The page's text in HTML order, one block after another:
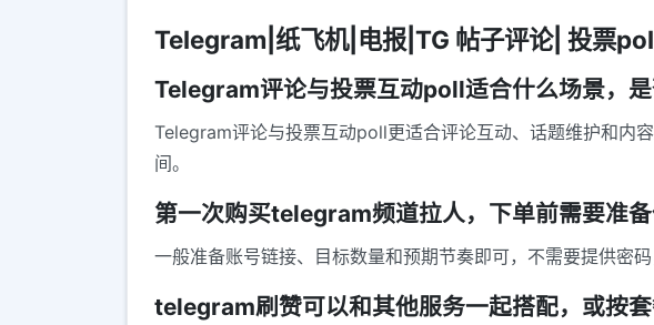
Telegram|纸飞机|电报|TG 帖子评论| 投票
Telegram评论与投票互动poll适合什么场景，是
Telegram评论与投票互动poll更适合评论互动、话题维护和内
间。
第一次购买telegram频道拉人，下单前需要准备
一般准备账号链接、目标数量和预期节奏即可，不需要提供密码
telegram刷赞可以和其他服务一起搭配，或按套